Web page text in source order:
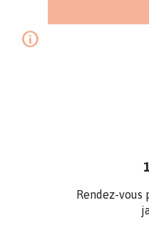
Rendez-vous